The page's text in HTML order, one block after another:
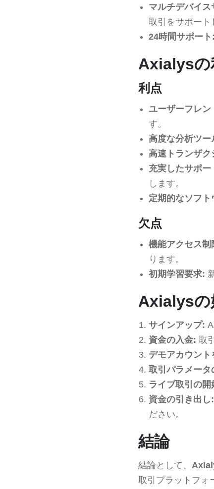
マルチデバイス
取引をサポート
24時間サポート:
Axialysの
利点
ユーザーフレン
す。
高度な分析ツー
高速トランザク
充実したサポ
します。
定期的なソフト
欠点
機能アクセス制
ります。
初期学習要求:
Axialysの
サインアップ:
資金の入金: 取
デモアカウント
取引パラメータ
ライブ取引の開
資金の引き出し:
ださい。
結論
結論として、
取引プラットフォ